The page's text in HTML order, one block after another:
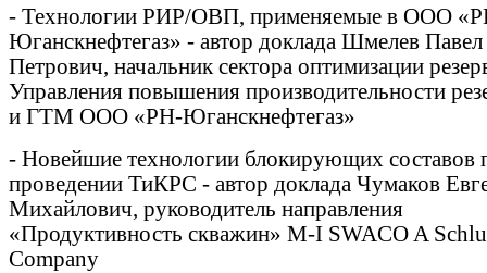
- Технологии РИР/ОВП, применяемые в ООО
Юганскнефтегаз» - автор доклада Шмелев Павел
Петрович, начальник сектора оптимизации
Управления повышения производительности
и ГТМ ООО «РН-Юганскнефтегаз»
- Новейшие технологии блокирующих составов
проведении ТиКРС - автор доклада Чумаков
Михайлович, руководитель направления
«Продуктивность скважин» M-I SWACO A
Company